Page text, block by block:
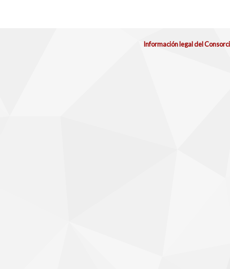
Información legal del